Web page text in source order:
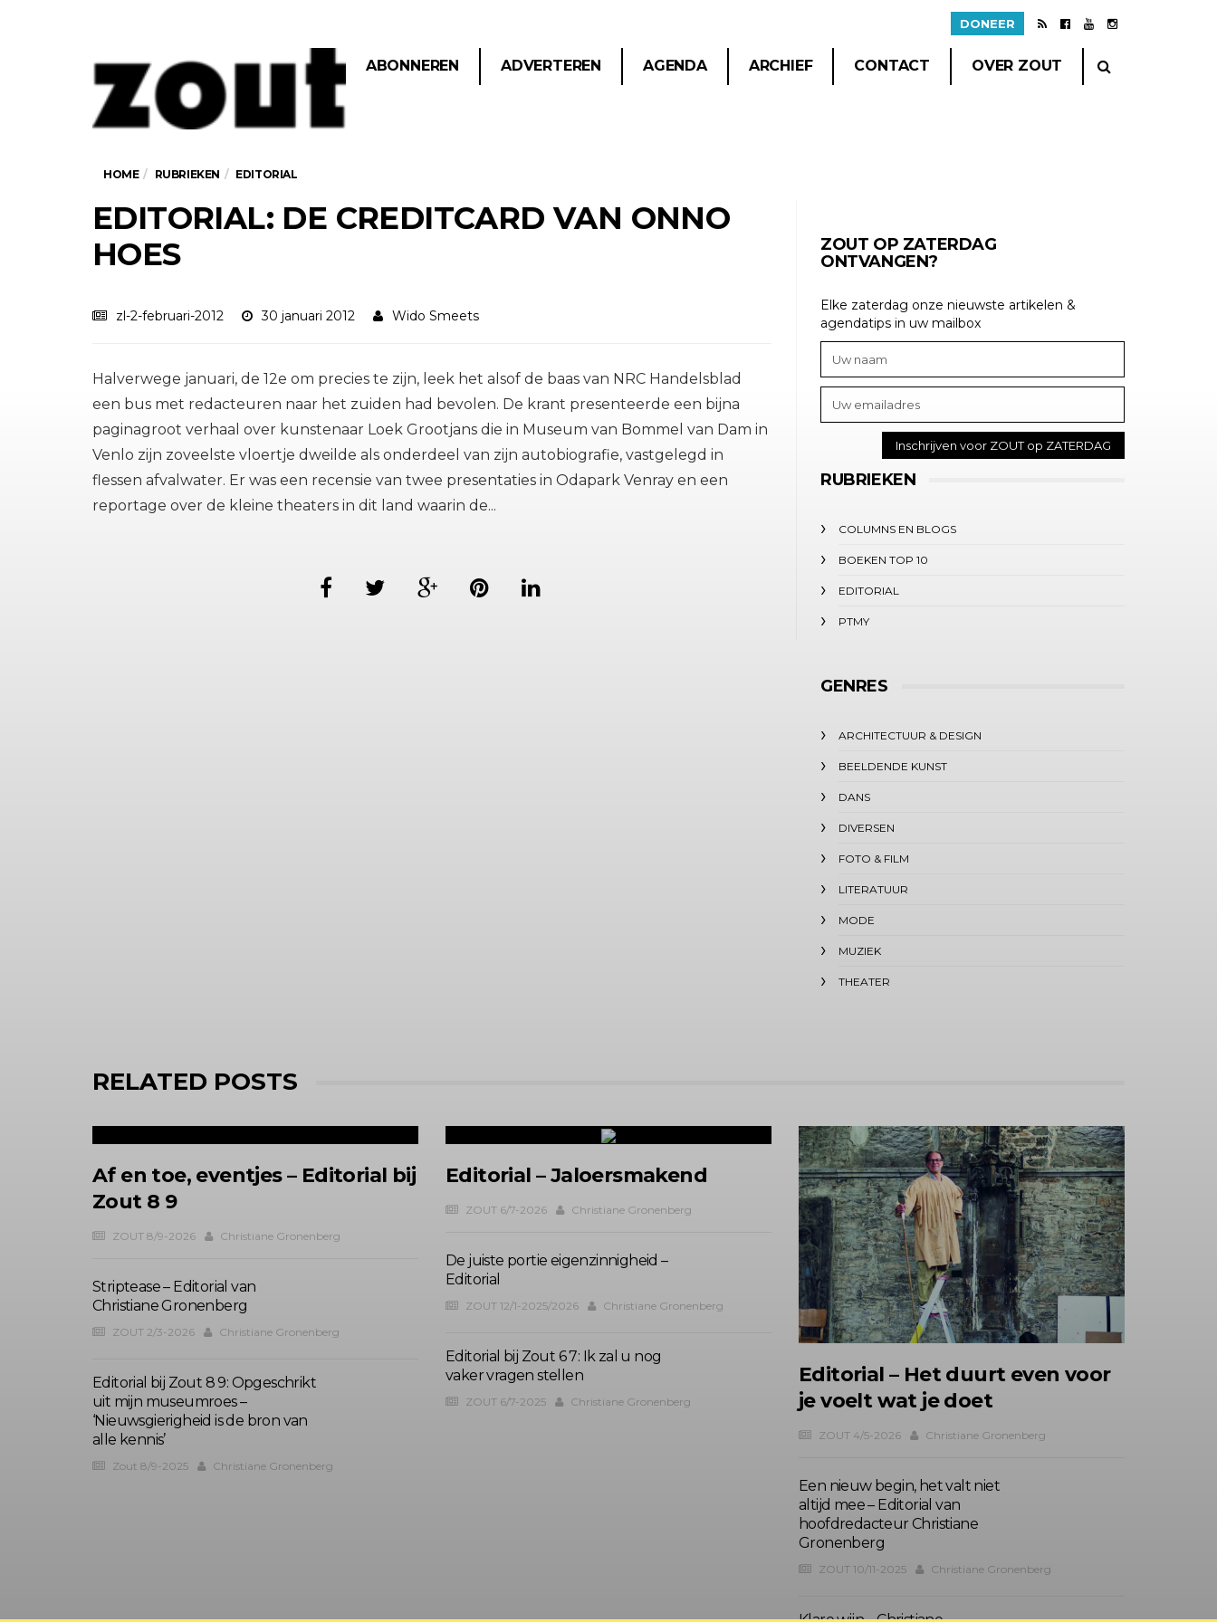
DONEER
ABONNEREN ADVERTEREN AGENDA ARCHIEF CONTACT OVER ZOUT
HOME RUBRIEKEN EDITORIAL
EDITORIAL: DE CREDITCARD VAN ONNO
HOES
zl-2-februari-2012 30 januari 2012 Wido Smeets
Halverwege januari, de 12e om precies te zijn, leek het alsof de baas van NRC Handelsblad
een bus met redacteuren naar het zuiden had bevolen. De krant presenteerde een bijna
paginagroot verhaal over kunstenaar Loek Grootjans die in Museum van Bommel van Dam in
Venlo zijn zoveelste vloertje dweilde als onderdeel van zijn autobiografie, vastgelegd in
flessen afvalwater. Er was een recensie van twee presentaties in Odapark Venray en een
reportage over de kleine theaters in dit land waarin de...
ZOUT OP ZATERDAG
ONTVANGEN?
Elke zaterdag onze nieuwste artikelen &
agendatips in uw mailbox
RUBRIEKEN
COLUMNS EN BLOGS
BOEKEN TOP 10
EDITORIAL
PTMY
GENRES
ARCHITECTUUR & DESIGN
BEELDENDE KUNST
DANS
DIVERSEN
FOTO & FILM
LITERATUUR
MODE
MUZIEK
THEATER
RELATED POSTS
Af en toe, eventjes – Editorial bij
Zout 8 9
ZOUT 8/9-2026 Christiane Gronenberg
Striptease – Editorial van
Christiane Gronenberg
ZOUT 2/3-2026 Christiane Gronenberg
Editorial bij Zout 8 9: Opgeschrikt
uit mijn museumroes –
‘Nieuwsgierigheid is de bron van
alle kennis’
Zout 8/9-2025 Christiane Gronenberg
Editorial – Jaloersmakend
ZOUT 6/7-2026 Christiane Gronenberg
De juiste portie eigenzinnigheid –
Editorial
ZOUT 12/1-2025/2026 Christiane Gronenberg
Editorial bij Zout 6 7: Ik zal u nog
vaker vragen stellen
ZOUT 6/7-2025 Christiane Gronenberg
Editorial – Het duurt even voor
je voelt wat je doet
ZOUT 4/5-2026 Christiane Gronenberg
Een nieuw begin, het valt niet
altijd mee – Editorial van
hoofdredacteur Christiane
Gronenberg
ZOUT 10/11-2025 Christiane Gronenberg